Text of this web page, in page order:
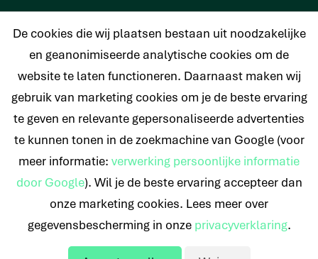
bedraagt € 33.638 op basis van een looptijd van 120 maanden met
een maandtermijn van € 280,32 en een rentetarief van 6,4%.
© 2026 Nederlands Krediet Collectief
De cookies die wij plaatsen bestaan uit noodzakelijke
en geanonimiseerde analytische cookies om de
website te laten functioneren. Daarnaast maken wij
gebruik van marketing cookies om je de beste ervaring
te geven en relevante gepersonaliseerde advertenties
te kunnen tonen in de zoekmachine van Google (voor
meer informatie: verwerking persoonlijke informatie
door Google). Wil je de beste ervaring accepteer dan
onze marketing cookies. Lees meer over
gegevensbescherming in onze privacyverklaring.